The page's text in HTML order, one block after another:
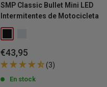
SMP Classic Bullet Mini LED
Intermitentes de Motocicleta
Precio
de
venta
€43,95
(3)
En stock